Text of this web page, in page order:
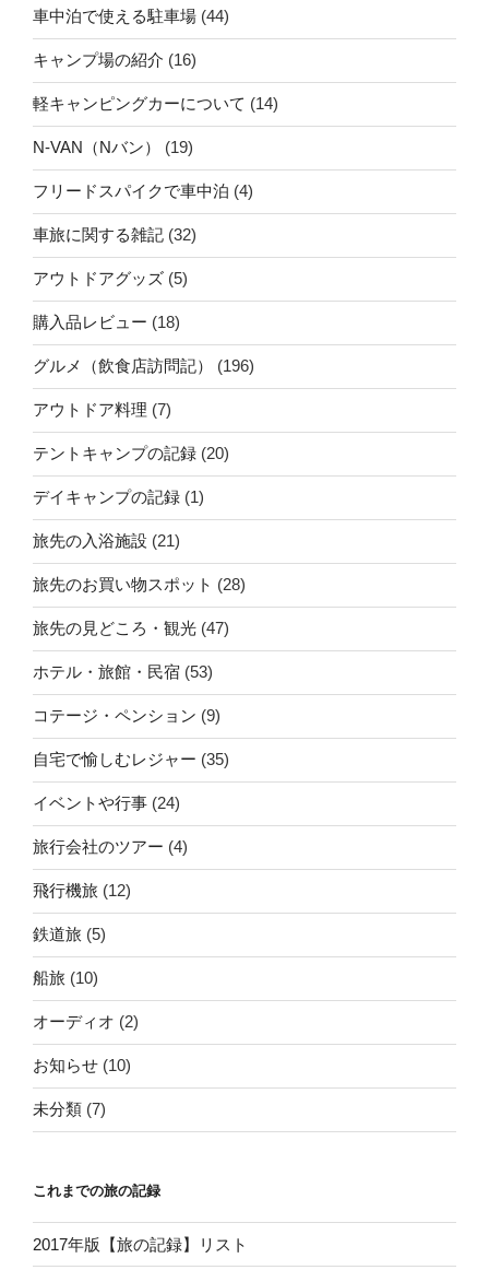
車中泊で使える駐車場 (44)
キャンプ場の紹介 (16)
軽キャンピングカーについて (14)
N-VAN（Nバン） (19)
フリードスパイクで車中泊 (4)
車旅に関する雑記 (32)
アウトドアグッズ (5)
購入品レビュー (18)
グルメ（飲食店訪問記） (196)
アウトドア料理 (7)
テントキャンプの記録 (20)
デイキャンプの記録 (1)
旅先の入浴施設 (21)
旅先のお買い物スポット (28)
旅先の見どころ・観光 (47)
ホテル・旅館・民宿 (53)
コテージ・ペンション (9)
自宅で愉しむレジャー (35)
イベントや行事 (24)
旅行会社のツアー (4)
飛行機旅 (12)
鉄道旅 (5)
船旅 (10)
オーディオ (2)
お知らせ (10)
未分類 (7)
これまでの旅の記録
2017年版【旅の記録】リスト